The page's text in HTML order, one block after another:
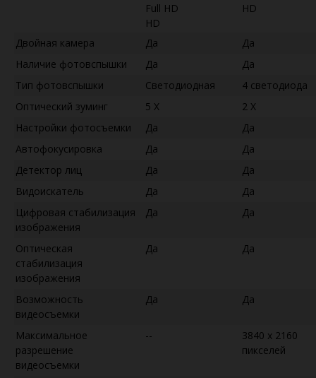
Full HD
HD
HD
Двойная камера Да
Да
Наличие фотовспышки
Да
Да
Тип фотовспышки
Светодиодная
4 светодиода
Оптический зуминг
5 X
2 X
Настройки фотосъемки
Да
Да
Автофокусировка
Да
Да
Детектор лиц
Да
Да
Видоискатель
Да
Да
Цифровая стабилизация
изображения
Да Да
Оптическая
стабилизация
изображения
Да Да
Возможность
видеосъемки
Да Да
Максимальное
разрешение
видеосъемки
--
3840 x 2160
пикселей